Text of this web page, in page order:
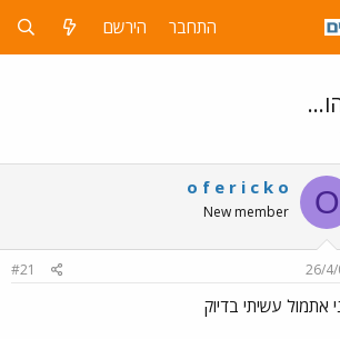
התחבר הירשם
O
o f e r i c k o
New member
26/
#21
אתמול עשיתי בדיוק